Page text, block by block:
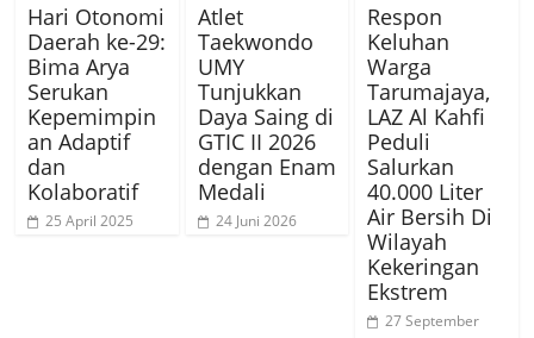
Hari Otonomi
Daerah ke-29:
Bima Arya
Serukan
Kepemimpin
an Adaptif
dan
Kolaboratif
25 April 2025
Atlet
Taekwondo
UMY
Tunjukkan
Daya Saing di
GTIC II 2026
dengan Enam
Medali
24 Juni 2026
Respon
Keluhan
Warga
Tarumajaya,
LAZ Al Kahfi
Peduli
Salurkan
40.000 Liter
Air Bersih Di
Wilayah
Kekeringan
Ekstrem
27 September